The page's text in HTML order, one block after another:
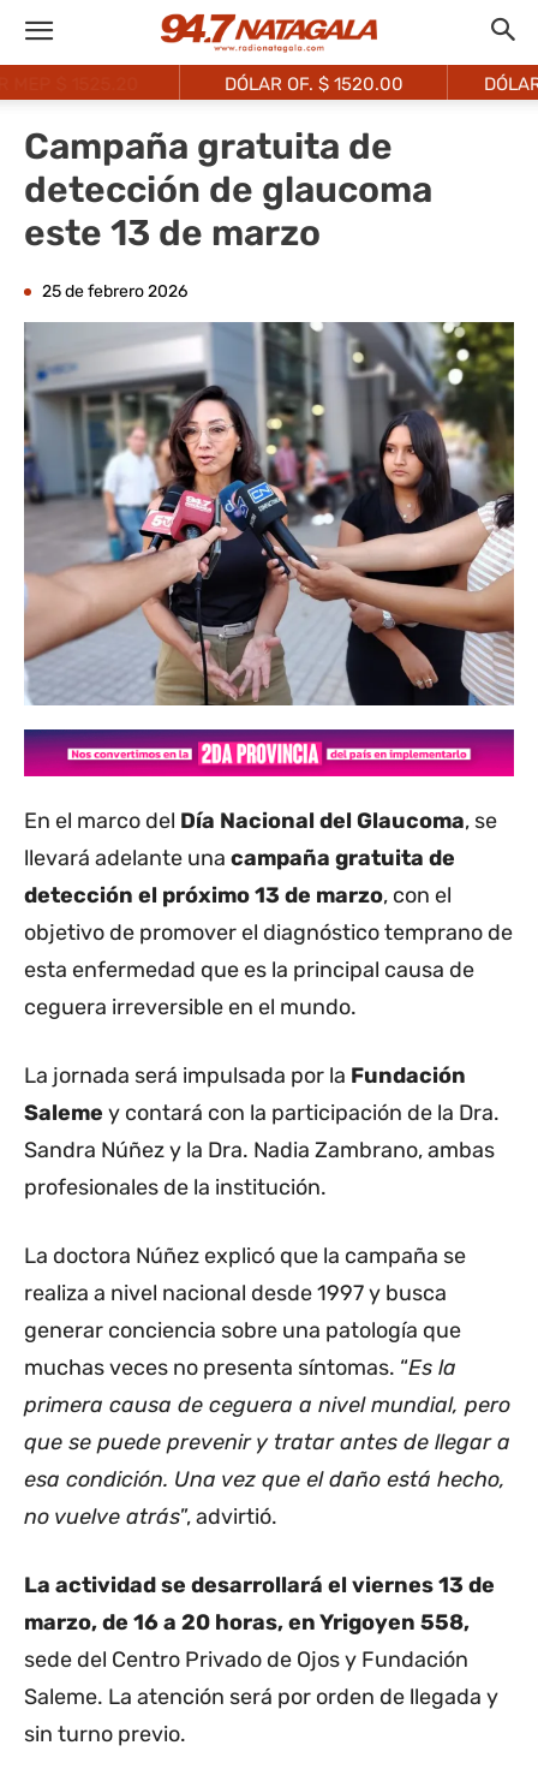
DÓLAR BLUE $ 1525.00
Campaña gratuita de
detección de glaucoma
este 13 de marzo
25 de febrero 2026
En el marco del Día Nacional del Glaucoma, se
llevará adelante una campaña gratuita de
detección el próximo 13 de marzo, con el
objetivo de promover el diagnóstico temprano de
esta enfermedad que es la principal causa de
ceguera irreversible en el mundo.
La jornada será impulsada por la Fundación
Saleme y contará con la participación de la Dra.
Sandra Núñez y la Dra. Nadia Zambrano, ambas
profesionales de la institución.
La doctora Núñez explicó que la campaña se
realiza a nivel nacional desde 1997 y busca
generar conciencia sobre una patología que
muchas veces no presenta síntomas. “Es la
primera causa de ceguera a nivel mundial, pero
que se puede prevenir y tratar antes de llegar a
esa condición. Una vez que el daño está hecho,
no vuelve atrás”, advirtió.
La actividad se desarrollará el viernes 13 de
marzo, de 16 a 20 horas, en Yrigoyen 558,
sede del Centro Privado de Ojos y Fundación
Saleme. La atención será por orden de llegada y
sin turno previo.